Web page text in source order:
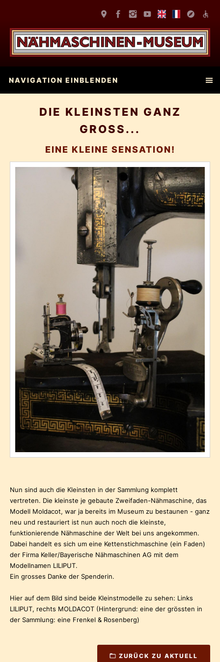
NAVIGATION EINBLENDEN
DIE KLEINSTEN GANZ
GROSS...
EINE KLEINE SENSATION!
Nun sind auch die Kleinsten in der Sammlung komplett
vertreten. Die kleinste je gebaute Zweifaden-Nähmaschine, das
Modell Moldacot, war ja bereits im Museum zu bestaunen - ganz
neu und restauriert ist nun auch noch die kleinste,
funktionierende Nähmaschine der Welt bei uns angekommen.
Dabei handelt es sich um eine Kettenstichmaschine (ein Faden)
der Firma Keller/Bayerische Nähmaschinen AG mit dem
Modellnamen LILIPUT.
Ein grosses Danke der Spenderin.
Hier auf dem Bild sind beide Kleinstmodelle zu sehen: Links
LILIPUT, rechts MOLDACOT (Hintergrund: eine der grössten in
der Sammlung: eine Frenkel & Rosenberg)
ZURÜCK ZU AKTUELL